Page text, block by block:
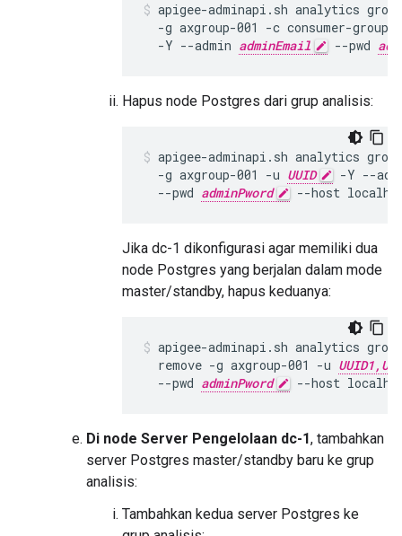
apigee-adminapi.sh analytics
-g axgroup-001 -c consumer-group-
  -Y --admin
adminEmail --pwd
Hapus node Postgres dari grup analisis:
apigee-adminapi.sh analytics
  -g axgroup-001 -u
UUID
-Y --
  --pwd
adminPword --host
Jika dc-1 dikonfigurasi agar memiliki dua
node Postgres yang berjalan dalam mode
master/standby, hapus keduanya:
apigee-adminapi.sh analytics
  remove -g axgroup-001 -u
  --pwd
adminPword --host
Di node Server Pengelolaan dc-1, tambahkan
server Postgres master/standby baru ke grup
analisis:
Tambahkan kedua server Postgres ke